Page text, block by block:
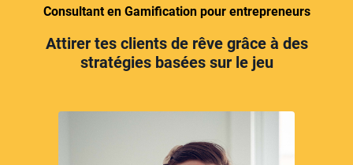
Consultant en Gamification pour entrepreneurs
Attirer tes clients de rêve grâce à des
stratégies basées sur le jeu